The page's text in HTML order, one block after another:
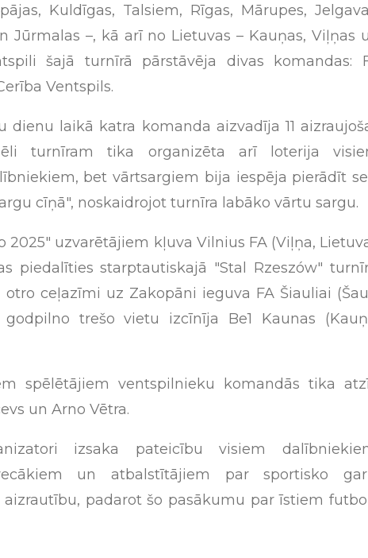
Kuldīgas, Talsiem, Rīgas, Mārupes,
Jūrmalas –, kā arī no Lietuvas – Kauņas, Viļņas
šajā turnīrā pārstāvēja divas komandas:
Ventspils.
dienu laikā katra komanda aizvadīja 11
turnīram tika organizēta arī loterija
bet vārtsargiem bija iespēja pierādīt
cīņā", noskaidrojot turnīra labāko vārtu sargu.
2025" uzvarētājiem kļuva Vilnius FA (Viļņa,
piedalīties starptautiskajā "Stal Rzeszów"
ceļazīmi uz Zakopāni ieguva FA Šiauliai
trešo vietu izcīnīja Be1 Kaunas
spēlētājiem ventspilnieku komandās tika
un Arno Vētra.
izsaka pateicību visiem
un atbalstītājiem par sportisko
padarot šo pasākumu par īstiem